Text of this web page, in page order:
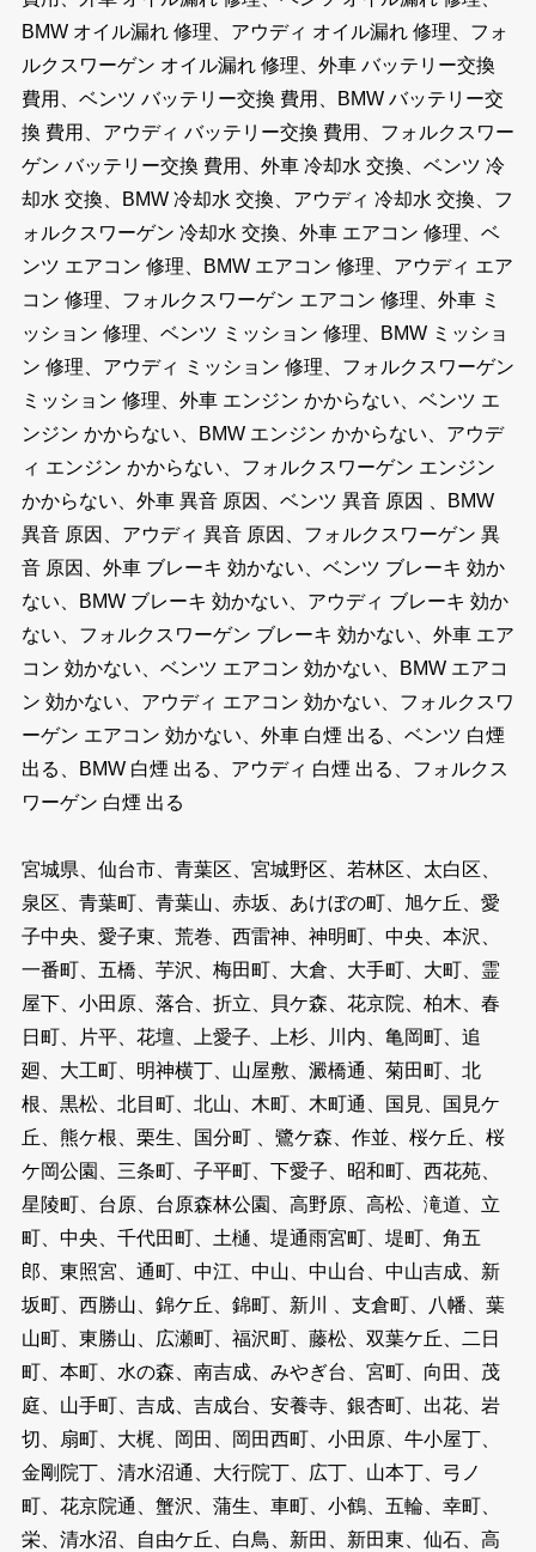
BMW オイル漏れ 修理、アウディ オイル漏れ 修理、フォ
ルクスワーゲン オイル漏れ 修理、外車 バッテリー交換
費用、ベンツ バッテリー交換 費用、BMW バッテリー交
換 費用、アウディ バッテリー交換 費用、フォルクスワー
ゲン バッテリー交換 費用、外車 冷却水 交換、ベンツ 冷
却水 交換、BMW 冷却水 交換、アウディ 冷却水 交換、フ
ォルクスワーゲン 冷却水 交換、外車 エアコン 修理、ベ
ンツ エアコン 修理、BMW エアコン 修理、アウディ エア
コン 修理、フォルクスワーゲン エアコン 修理、外車 ミ
ッション 修理、ベンツ ミッション 修理、BMW ミッショ
ン 修理、アウディ ミッション 修理、フォルクスワーゲン
ミッション 修理、外車 エンジン かからない、ベンツ エ
ンジン かからない、BMW エンジン かからない、アウデ
ィ エンジン かからない、フォルクスワーゲン エンジン
かからない、外車 異音 原因、ベンツ 異音 原因 、BMW
異音 原因、アウディ 異音 原因、フォルクスワーゲン 異
音 原因、外車 ブレーキ 効かない、ベンツ ブレーキ 効か
ない、BMW ブレーキ 効かない、アウディ ブレーキ 効か
ない、フォルクスワーゲン ブレーキ 効かない、外車 エア
コン 効かない、ベンツ エアコン 効かない、BMW エアコ
ン 効かない、アウディ エアコン 効かない、フォルクスワ
ーゲン エアコン 効かない、外車 白煙 出る、ベンツ 白煙
出る、BMW 白煙 出る、アウディ 白煙 出る、フォルクス
ワーゲン 白煙 出る
宮城県、仙台市、青葉区、宮城野区、若林区、太白区、
泉区、青葉町、青葉山、赤坂、あけぼの町、旭ケ丘、愛
子中央、愛子東、荒巻、西雷神、神明町、中央、本沢、
一番町、五橋、芋沢、梅田町、大倉、大手町、大町、霊
屋下、小田原、落合、折立、貝ケ森、花京院、柏木、春
日町、片平、花壇、上愛子、上杉、川内、亀岡町、追
廻、大工町、明神横丁、山屋敷、澱橋通、菊田町、北
根、黒松、北目町、北山、木町、木町通、国見、国見ケ
丘、熊ケ根、栗生、国分町 、鷺ケ森、作並、桜ケ丘、桜
ケ岡公園、三条町、子平町、下愛子、昭和町、西花苑、
星陵町、台原、台原森林公園、高野原、高松、滝道、立
町、中央、千代田町、土樋、堤通雨宮町、堤町、角五
郎、東照宮、通町、中江、中山、中山台、中山吉成、新
坂町、西勝山、錦ケ丘、錦町、新川 、支倉町、八幡、葉
山町、東勝山、広瀬町、福沢町、藤松、双葉ケ丘、二日
町、本町、水の森、南吉成、みやぎ台、宮町、向田、茂
庭、山手町、吉成、吉成台、安養寺、銀杏町、出花、岩
切、扇町、大梶、岡田、岡田西町、小田原、牛小屋丁、
金剛院丁、清水沼通、大行院丁、広丁、山本丁、弓ノ
町、花京院通、蟹沢、蒲生、車町、小鶴、五輪、幸町、
栄、清水沼、自由ケ丘、白鳥、新田、新田東、仙石、高